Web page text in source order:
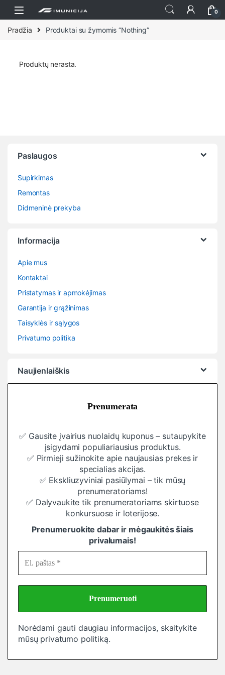
Praleisti ir pereiti prie navigacijos
Pereiti prie turinio
0
Pradžia Produktai su žymomis “Nothing”
Produktų nerasta.
Paslaugos
Supirkimas
Remontas
Didmeninė prekyba
Informacija
Apie mus
Kontaktai
Pristatymas ir apmokėjimas
Garantija ir grąžinimas
Taisyklės ir sąlygos
Privatumo politika
Naujienlaiškis
Prenumerata
✅ Gausite įvairius nuolaidų kuponus – sutaupykite
įsigydami populiariausius produktus.
✅ Pirmieji sužinokite apie naujausias prekes ir
specialias akcijas.
✅ Ekskliuzyviniai pasiūlymai – tik mūsų
prenumeratoriams!
✅ Dalyvaukite tik prenumeratoriams skirtuose
konkursuose ir loterijose.
Prenumeruokite dabar ir mėgaukitės šiais
privalumais!
Norėdami gauti daugiau informacijos, skaitykite
mūsų privatumo politiką.